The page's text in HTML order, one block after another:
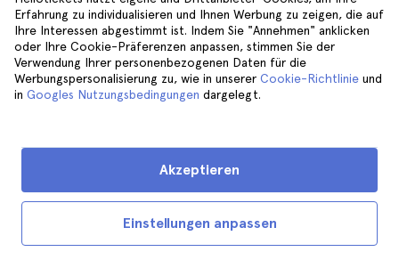
Erfahrung zu individualisieren und Ihnen Werbung zu zeigen, die auf
Ihre Interessen abgestimmt ist. Indem Sie "Annehmen" anklicken
oder Ihre Cookie-Präferenzen anpassen, stimmen Sie der
Verwendung Ihrer personenbezogenen Daten für die
Werbungspersonalisierung zu, wie in unserer Cookie-Richtlinie und
in Googles Nutzungsbedingungen dargelegt.
Einstellungen anpassen
Akzeptieren